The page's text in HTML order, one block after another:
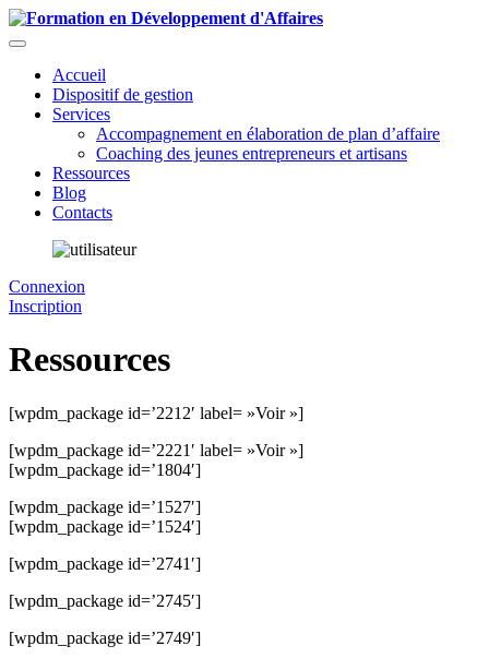
Accueil
Dispositif de gestion
Services
Accompagnement en élaboration de plan d’affaire
Coaching des jeunes entrepreneurs et artisans
Ressources
Blog
Contacts
Connexion
Inscription
Ressources
[wpdm_package id=’2212′ label= »Voir »]
[wpdm_package id=’2221′ label= »Voir »]
[wpdm_package id=’1804′]
[wpdm_package id=’1527′]
[wpdm_package id=’1524′]
[wpdm_package id=’2741′]
[wpdm_package id=’2745′]
[wpdm_package id=’2749′]